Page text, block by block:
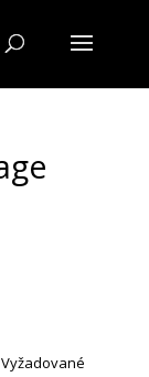
Vyžadované